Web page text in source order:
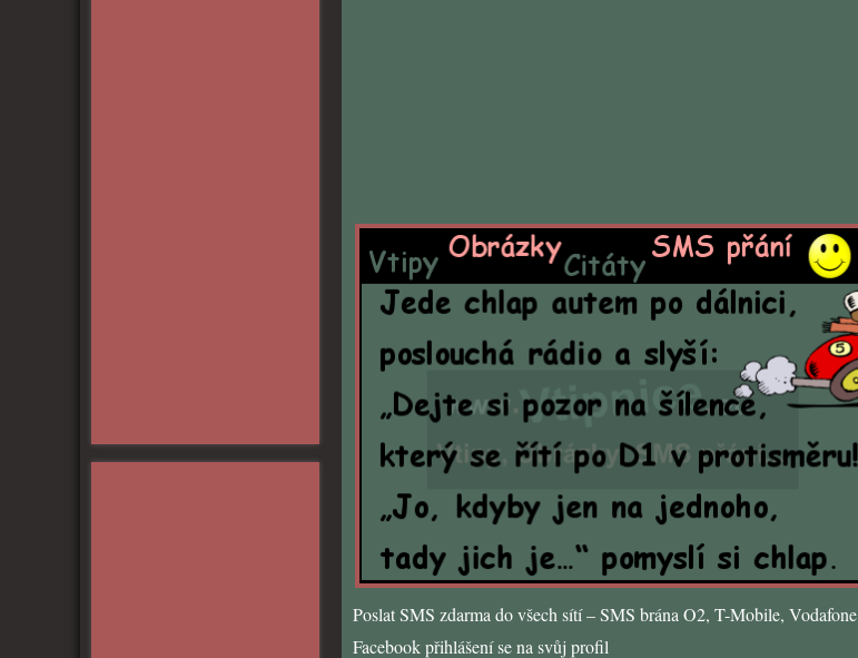
Poslat SMS zdarma do všech sítí – SMS brána O2, T-Mobile, Vodafone
Facebook přihlášení se na svůj profil